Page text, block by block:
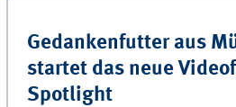
Gedankenfutter aus
startet das neue
Spotlight